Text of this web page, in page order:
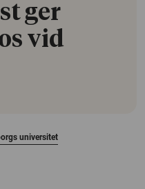
ger
vid
universitet